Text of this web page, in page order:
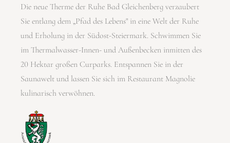
Die neue Therme der Ruhe Bad Gleichenberg verzaubert
Sie entlang dem „Pfad des Lebens" in eine Welt der Ruhe
und Erholung in der Südost-Steiermark. Schwimmen Sie
im Thermalwasser-Innen- und Außenbecken inmitten des
20 Hektar großen Curparks. Entspannen Sie in der
Saunawelt und lassen Sie sich im Restaurant Magnolie
kulinarisch verwöhnen.